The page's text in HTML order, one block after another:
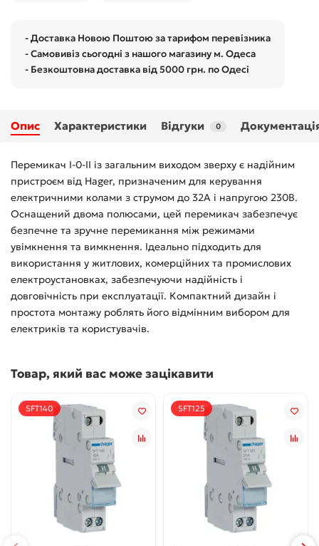
- Доставка Новою Поштою за тарифом перевізника
- Самовивіз сьогодні з нашого магазину м. Одеса
- Безкоштовна доставка від 5000 грн. по Одесі
Опис Характеристики Відгуки 0
Перемикач I-0-II із загальним виходом зверху є надійним
пристроєм від Hager, призначеним для керування
електричними колами з струмом до 32А і напругою 230В.
Оснащений двома полюсами, цей перемикач забезпечує
безпечне та зручне перемикання між режимами
увімкнення та вимкнення. Ідеально підходить для
використання у житлових, комерційних та промислових
електроустановках, забезпечуючи надійність і
довговічність при експлуатації. Компактний дизайн і
простота монтажу роблять його відмінним вибором для
електриків та користувачів.
Товар, який вас може зацікавити
SFT140 SFT125